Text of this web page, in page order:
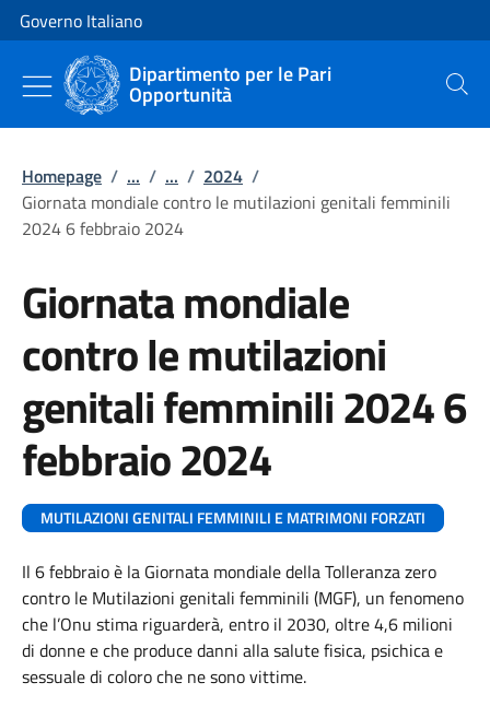
Vai al contenuto
Vai alla navigazione del sito
Governo Italiano
Dipartimento per le Pari
Opportunità Cerca
Homepage / ... / ... / 2024 /
Giornata mondiale contro le mutilazioni genitali femminili
2024 6 febbraio 2024
Giornata mondiale
contro le mutilazioni
genitali femminili 2024 6
febbraio 2024
MUTILAZIONI GENITALI FEMMINILI E MATRIMONI FORZATI
Il 6 febbraio è la Giornata mondiale della Tolleranza zero
contro le Mutilazioni genitali femminili (MGF), un fenomeno
che l’Onu stima riguarderà, entro il 2030, oltre 4,6 milioni
di donne e che produce danni alla salute fisica, psichica e
sessuale di coloro che ne sono vittime.